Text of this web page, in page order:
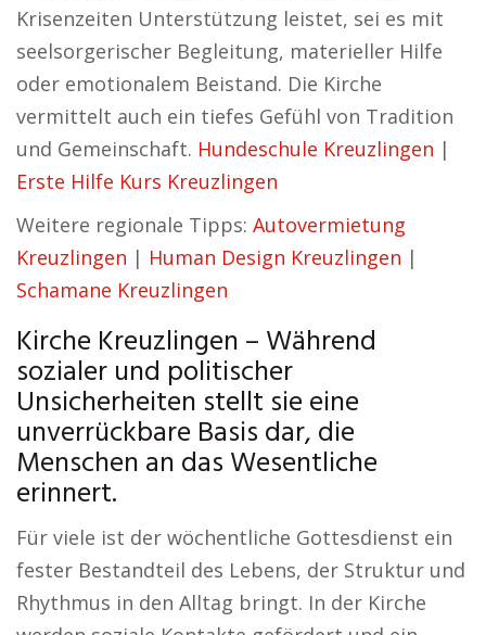
Krisenzeiten Unterstützung leistet, sei es mit
seelsorgerischer Begleitung, materieller Hilfe
oder emotionalem Beistand. Die Kirche
vermittelt auch ein tiefes Gefühl von Tradition
und Gemeinschaft. Hundeschule Kreuzlingen |
Erste Hilfe Kurs Kreuzlingen
Weitere regionale Tipps: Autovermietung
Kreuzlingen | Human Design Kreuzlingen |
Schamane Kreuzlingen
Kirche Kreuzlingen – Während
sozialer und politischer
Unsicherheiten stellt sie eine
unverrückbare Basis dar, die
Menschen an das Wesentliche
erinnert.
Für viele ist der wöchentliche Gottesdienst ein
fester Bestandteil des Lebens, der Struktur und
Rhythmus in den Alltag bringt. In der Kirche